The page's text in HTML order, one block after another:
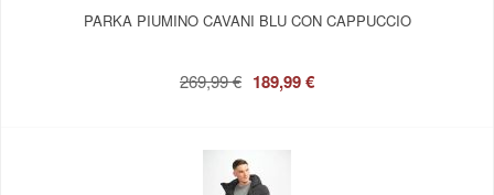
PARKA PIUMINO CAVANI BLU CON CAPPUCCIO
269,99 € 189,99 €